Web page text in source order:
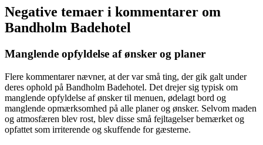
Negative temaer i kommentarer om
Bandholm Badehotel
Manglende opfyldelse af ønsker og planer
Flere kommentarer nævner, at der var små ting, der gik galt under
deres ophold på Bandholm Badehotel. Det drejer sig typisk om
manglende opfyldelse af ønsker til menuen, ødelagt bord og
manglende opmærksomhed på alle planer og ønsker. Selvom maden
og atmosfæren blev rost, blev disse små fejltagelser bemærket og
opfattet som irriterende og skuffende for gæsterne.